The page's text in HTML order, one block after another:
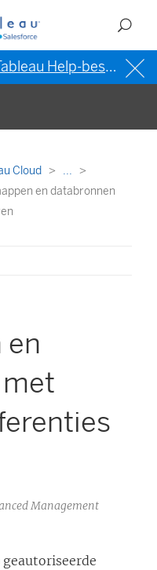
Help-bestand (VS)
Cloud
...
en databronnen
en
Management